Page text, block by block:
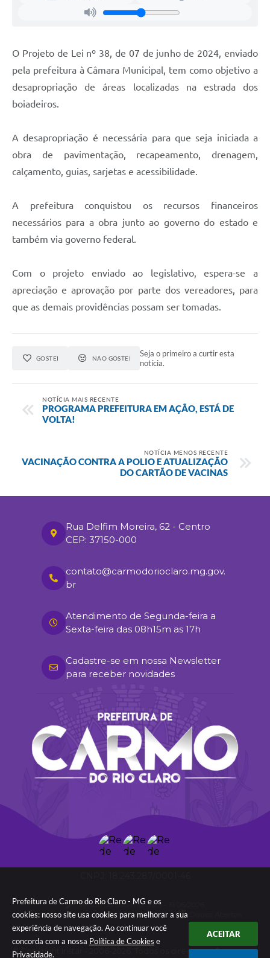
Prefeitura de Carmo do Rio Claro - MG e os
cookies: nosso site usa cookies para melhorar a sua
experiência de navegação. Ao continuar você
concorda com a nossa Política de Cookies e
Privacidade.
ACEITAR
O Projeto de Lei nº 38, de 07 de junho de 2024, enviado
pela prefeitura à Câmara Municipal, tem como objetivo a
desapropriação de áreas localizadas na estrada dos
boiadeiros.
A desapropriação é necessária para que seja iniciada a
obra de pavimentação, recapeamento, drenagem,
calçamento, guias, sarjetas e acessibilidade.
A prefeitura conquistou os recursos financeiros
necessários para a obra junto ao governo do estado e
também via governo federal.
Com o projeto enviado ao legislativo, espera-se a
apreciação e aprovação por parte dos vereadores, para
que as demais providências possam ser tomadas.
GOSTEI NÃO GOSTEI
Seja o primeiro a curtir esta
notícia.
NOTÍCIA MAIS RECENTE
PROGRAMA PREFEITURA EM AÇÃO, ESTÁ DE
VOLTA!
NOTÍCIA MENOS RECENTE
VACINAÇÃO CONTRA A POLIO E ATUALIZAÇÃO
DO CARTÃO DE VACINAS
Rua Delfim Moreira, 62 - Centro
CEP: 37150-000
contato@carmodorioclaro.mg.gov.
br
Atendimento de Segunda-feira a
Sexta-feira das 08h15m as 17h
Cadastre-se em nossa Newsletter
para receber novidades
Versão do Sistema: 3.5.3 - 19/06/2026
Portal atualizado em: 06/08/2026 09:05
© Copyright Instar - 2006-2026. Todos os direitos